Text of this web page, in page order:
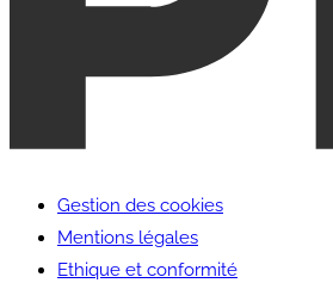
Gestion des cookies
Mentions légales
Ethique et conformité